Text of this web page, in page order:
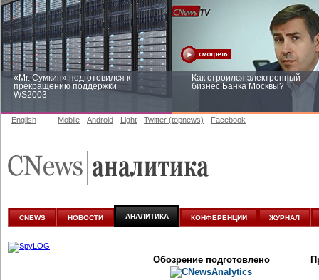
«Mr. Сумкин» подготовился к
прекращению поддержки
WS2003
Как строился электронный
бизнес Банка Москвы?
аналитике
English Mobile Android Light Twitter (topnews) Facebook
CNEWS НОВОСТИ АНАЛИТИКА КОНФЕРЕНЦИИ ЖУРНАЛ
Обозрение подготовлено